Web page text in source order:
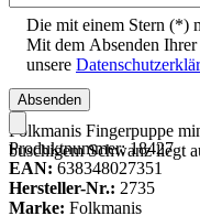
Folkmanis Fingerpuppe
buschigem Schwanz liegt
Die mit einem Stern (*)
Mit dem Absenden
unsere
Absenden
Produktnummer:18427
EAN: 638348027351
Hersteller-Nr.: 2735
Marke: Folkmanis